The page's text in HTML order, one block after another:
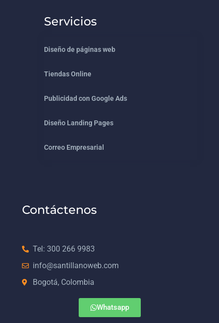
Servicios
Diseño de páginas web
Tiendas Online
Publicidad con Google Ads
Diseño Landing Pages
Correo Empresarial
Contáctenos
Tel: 300 266 9983
info@santillanoweb.com
Bogotá, Colombia
Whatsapp